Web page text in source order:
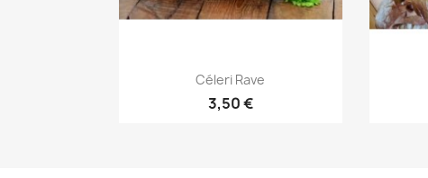
Aperçu rapide
Céleri Rave
3,50 €